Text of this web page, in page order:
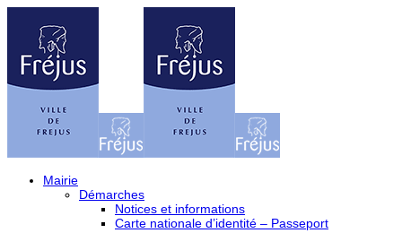
Mairie
Démarches
Notices et informations
Carte nationale d’identité – Passeport